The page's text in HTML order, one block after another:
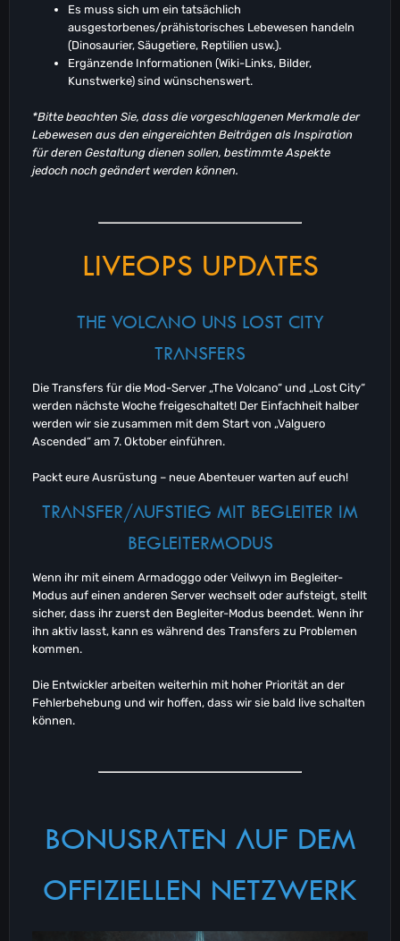
Es muss sich um ein tatsächlich
ausgestorbenes/prähistorisches Lebewesen handeln
(Dinosaurier, Säugetiere, Reptilien usw.).
Ergänzende Informationen (Wiki-Links, Bilder,
Kunstwerke) sind wünschenswert.
*Bitte beachten Sie, dass die vorgeschlagenen Merkmale der
Lebewesen aus den eingereichten Beiträgen als Inspiration
für deren Gestaltung dienen sollen, bestimmte Aspekte
jedoch noch geändert werden können.
LIVEOPS UPDATES
THE VOLCANO UNS LOST CITY
TRANSFERS
Die Transfers für die Mod-Server „The Volcano“ und „Lost City“
werden nächste Woche freigeschaltet! Der Einfachheit halber
werden wir sie zusammen mit dem Start von „Valguero
Ascended“ am 7. Oktober einführen.
Packt eure Ausrüstung – neue Abenteuer warten auf euch!
TRANSFER/AUFSTIEG MIT BEGLEITER IM
BEGLEITERMODUS
Wenn ihr mit einem Armadoggo oder Veilwyn im Begleiter-
Modus auf einen anderen Server wechselt oder aufsteigt, stellt
sicher, dass ihr zuerst den Begleiter-Modus beendet. Wenn ihr
ihn aktiv lasst, kann es während des Transfers zu Problemen
kommen.
Die Entwickler arbeiten weiterhin mit hoher Priorität an der
Fehlerbehebung und wir hoffen, dass wir sie bald live schalten
können.
BONUSRATEN AUF DEM
OFFIZIELLEN NETZWERK